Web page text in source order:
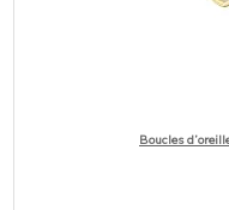
Boucles